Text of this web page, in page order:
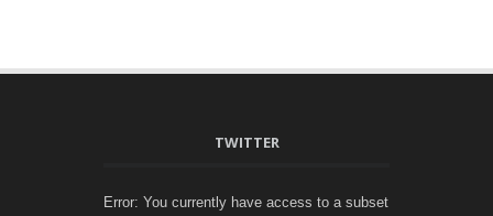
TWITTER
Error: You currently have access to a subset